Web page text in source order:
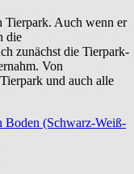
Tierpark. Auch wenn er
die
zunächst die Tierpark-
Von
und auch alle